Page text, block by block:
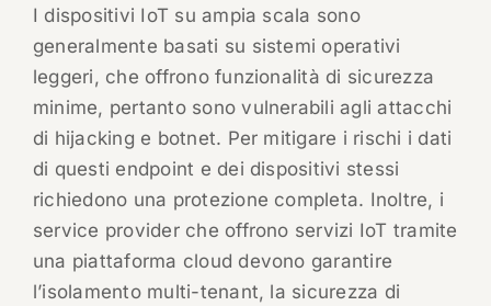
I dispositivi IoT su ampia scala sono
generalmente basati su sistemi operativi
leggeri, che offrono funzionalità di sicurezza
minime, pertanto sono vulnerabili agli attacchi
di hijacking e botnet. Per mitigare i rischi i dati
di questi endpoint e dei dispositivi stessi
richiedono una protezione completa. Inoltre, i
service provider che offrono servizi IoT tramite
una piattaforma cloud devono garantire
l’isolamento multi-tenant, la sicurezza di